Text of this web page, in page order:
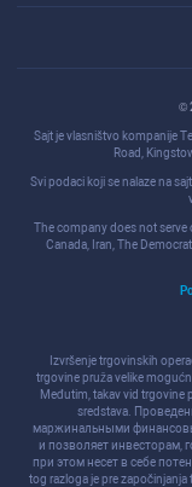
©
Sajt je vlasništvo kompanije
Road,
Svi podaci koji se nalaze na
The company does not serve
Canada, Iran, The
Izvršenje trgovinskih
trgovine pruža velike
Međutim, takav vid trgovine
sredstava.
маржинальными
и позволяет инвеcторам,
при этом неcет в cебе
tog razloga je pre